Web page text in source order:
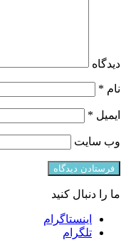
دیدگاه
نام *
ایمیل *
وب‌ سایت
ما را دنبال کنید
اینستاگرام
تلگرام